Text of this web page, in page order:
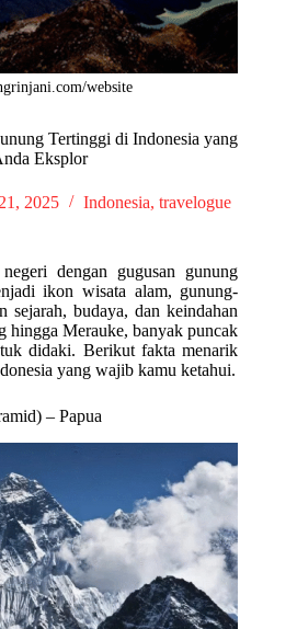
website
Tertinggi di Indonesia yang
Eksplor
2025 Indonesia, travelogue
dengan gugusan gunung
ikon wisata alam, gunung-
sejarah, budaya, dan keindahan
hingga Merauke, banyak puncak
didaki. Berikut fakta menarik
yang wajib kamu ketahui.
– Papua